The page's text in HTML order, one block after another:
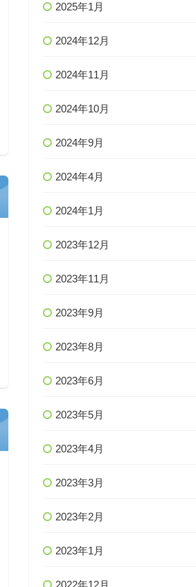
2025年1月
2024年12月
2024年11月
2024年10月
2024年9月
2024年4月
2024年1月
2023年12月
2023年11月
2023年9月
2023年8月
2023年6月
2023年5月
2023年4月
2023年3月
2023年2月
2023年1月
2022年12月